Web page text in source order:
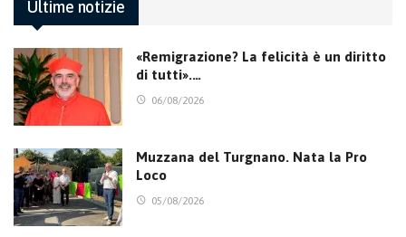
Ultime notizie
«Remigrazione? La felicità è un diritto
di tutti».…
06/08/2026
Muzzana del Turgnano. Nata la Pro
Loco
05/08/2026